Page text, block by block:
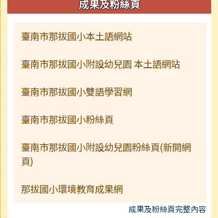
成果及粉絲頁
臺南市那拔國小本土語網站
臺南市那拔國小附設幼兒園 本土語網站
臺南市那拔國小雙語學習網
臺南市那拔國小粉絲頁
臺南市那拔國小附設幼兒園粉絲頁(新開網
頁)
那拔國小環境教育成果網
成果及粉絲頁完整內容